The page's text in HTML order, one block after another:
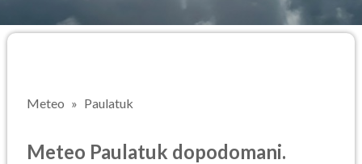
Meteo Paulatuk
Meteo Paulatuk dopodomani.